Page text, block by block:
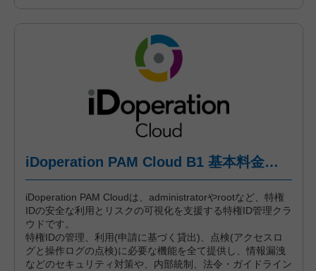
iDoperation PAM Cloud B1 基本料金（標準プラン、月々後払い）
iDoperation PAM Cloudは、administratorやrootなど、特権
IDの安全な利用とリスクの可視化を支援する特権ID管理クラ
ウドです。
特権IDの管理、利用(申請に基づく貸出)、点検(アクセスロ
グと操作ログの点検)に必要な機能を全て提供し、情報漏洩
などのセキュリティ対策や、内部統制、法令・ガイドライン